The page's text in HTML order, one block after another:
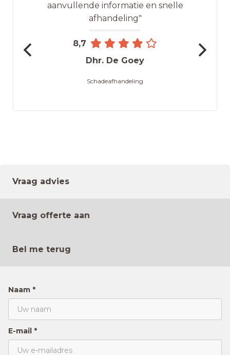
aanvullende informatie en snelle
afhandeling"
8,7
Dhr. De Goey
Schadeafhandeling
Vraag advies
Vraag offerte aan
Bel me terug
Naam *
E-mail *